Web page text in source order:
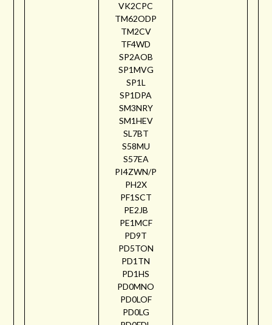
VK2CPC
TM62ODP
TM2CV
TF4WD
SP2AOB
SP1MVG
SP1L
SP1DPA
SM3NRY
SM1HEV
SL7BT
S58MU
S57EA
PI4ZWN/P
PH2X
PF1SCT
PE2JB
PE1MCF
PD9T
PD5TON
PD1TN
PD1HS
PD0MNO
PD0LOF
PD0LG